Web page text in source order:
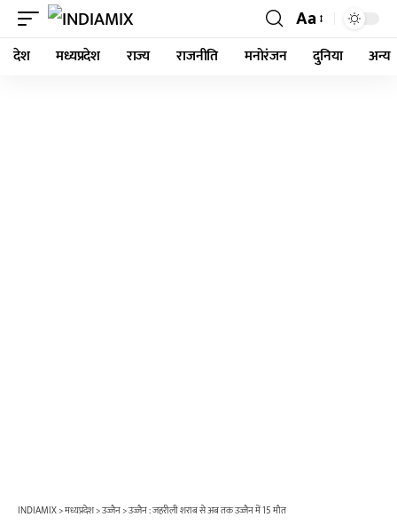
Aa
देश मध्यप्रदेश राज्य राजनीति मनोरंजन दुनिया अन्य
INDIAMIX>मध्यप्रदेश>उज्जैन>उज्जैन : जहरीली शराब से अब तक उज्जैन में 15 मौत